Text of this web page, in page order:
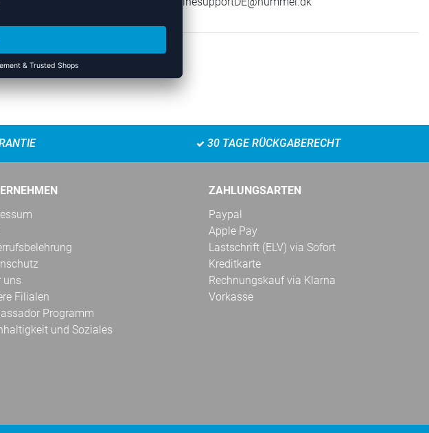
30 TAGE RÜCKGABERECHT
uns
Filialen
Programm
und Soziales
ZAHLUNGSARTEN
Paypal
Apple Pay
Lastschrift (ELV) via Sofort
Kreditkarte
Rechnungskauf via Klarna
Vorkasse